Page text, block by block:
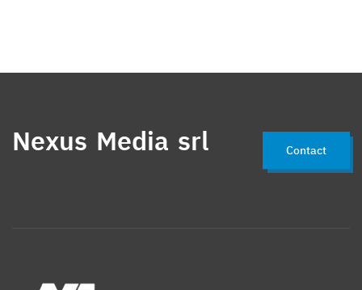
Nexus Media srl Contact